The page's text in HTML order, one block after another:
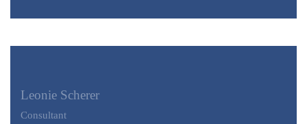
Leonie Scherer
Consultant